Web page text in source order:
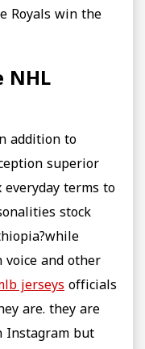
Royals win the
NHL
addition to
superior
terms to
stock
and other
jerseys officials
are. they are
Instagram but